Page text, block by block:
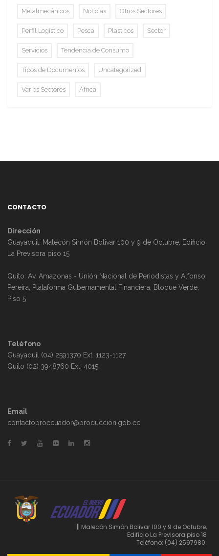
Metalmecánicos Noticias Otros Sectores
Perfil Logístico Pesca Plasticos Sector
Servicios Tendencia de Consumo
Tipos de Documentos Uncategorized
Varios Sectores África
CONTACTO
Dirección
Guayaquil: Malecón Simón Bolivar 100 y 9 de Octubre, Edificio
La Previsora piso 15
Quito: Av. Amazonas - Unión Nacional de Periodistas y Alfonso
Pereira, Plataforma Gubernamental Financiera, Bloque Verde,
Piso 5
Teléfono
Guayaquil (04) 2591370 Ext. 1123-1127
Quito (02) 3948760 Ext. 4015
Email
contactoproecuador@produccion.gob.ec
|| Malecón Simón Bolivar 100 y 9 de Octubre,
Edificio La Previsora piso 18
Teléfono: (04) 2597980.